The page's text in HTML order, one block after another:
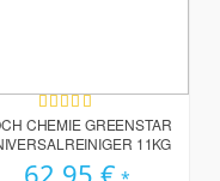
Bewertung:
100%
CHEMIE GREENSTAR
11KG